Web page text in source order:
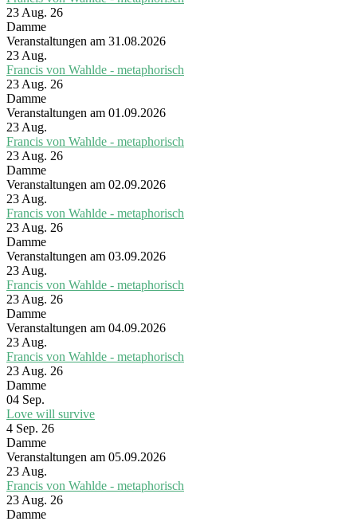
23 Aug. 26
Damme
Veranstaltungen am 31.08.2026
23 Aug.
Francis von Wahlde - metaphorisch
23 Aug. 26
Damme
Veranstaltungen am 01.09.2026
23 Aug.
Francis von Wahlde - metaphorisch
23 Aug. 26
Damme
Veranstaltungen am 02.09.2026
23 Aug.
Francis von Wahlde - metaphorisch
23 Aug. 26
Damme
Veranstaltungen am 03.09.2026
23 Aug.
Francis von Wahlde - metaphorisch
23 Aug. 26
Damme
Veranstaltungen am 04.09.2026
23 Aug.
Francis von Wahlde - metaphorisch
23 Aug. 26
Damme
04 Sep.
Love will survive
4 Sep. 26
Damme
Veranstaltungen am 05.09.2026
23 Aug.
Francis von Wahlde - metaphorisch
23 Aug. 26
Damme